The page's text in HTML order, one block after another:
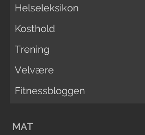
Helseleksikon
Kosthold
Trening
Velvære
Fitnessbloggen
MAT